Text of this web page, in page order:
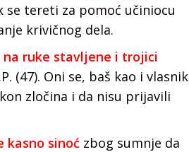
se tereti za pomoć učiniocu
krivičnog dela.
na ruke stavljene i trojici
(47). Oni se, baš kao i vlasnik
zločina i da nisu prijavili
kasno sinoć zbog sumnje da